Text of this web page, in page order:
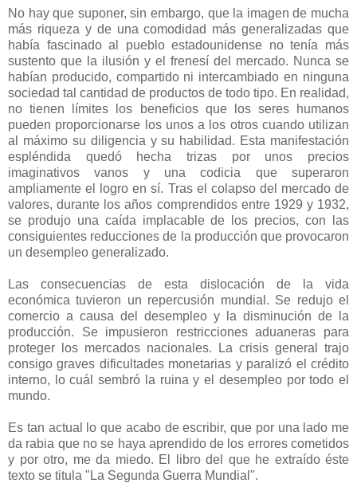
No hay que suponer, sin embargo, que la imagen de mucha
más riqueza y de una comodidad más generalizadas que
había fascinado al pueblo estadounidense no tenía más
sustento que la ilusión y el frenesí del mercado. Nunca se
habían producido, compartido ni intercambiado en ninguna
sociedad tal cantidad de productos de todo tipo. En realidad,
no tienen límites los beneficios que los seres humanos
pueden proporcionarse los unos a los otros cuando utilizan
al máximo su diligencia y su habilidad. Esta manifestación
espléndida quedó hecha trizas por unos precios
imaginativos vanos y una codicia que superaron
ampliamente el logro en sí. Tras el colapso del mercado de
valores, durante los años comprendidos entre 1929 y 1932,
se produjo una caída implacable de los precios, con las
consiguientes reducciones de la producción que provocaron
un desempleo generalizado.
Las consecuencias de esta dislocación de la vida
económica tuvieron un repercusión mundial. Se redujo el
comercio a causa del desempleo y la disminución de la
producción. Se impusieron restricciones aduaneras para
proteger los mercados nacionales. La crisis general trajo
consigo graves dificultades monetarias y paralizó el crédito
interno, lo cuál sembró la ruina y el desempleo por todo el
mundo.
Es tan actual lo que acabo de escribir, que por una lado me
da rabia que no se haya aprendido de los errores cometidos
y por otro, me da miedo. El libro del que he extraído éste
texto se titula "La Segunda Guerra Mundial".